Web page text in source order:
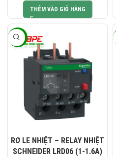
THÊM VÀO GIỎ HÀNG
-60%
RƠ LE NHIỆT – RELAY NHIỆT
SCHNEIDER LRD06 (1-1.6A)